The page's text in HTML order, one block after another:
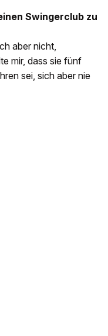
Swingerclub zu
aber nicht,
mir, dass sie fünf
sei, sich aber nie